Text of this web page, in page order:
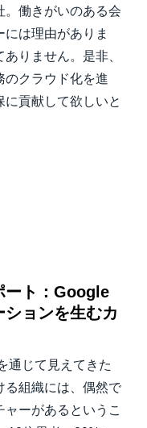
。働きがいのある会
は理由がありま
りません。是非、
のクラウド化を進
貢献して欲しいと
ート：Google
ョンを生むカ
通じて見えてきた
る組織には、偶然で
ーがあるというこ